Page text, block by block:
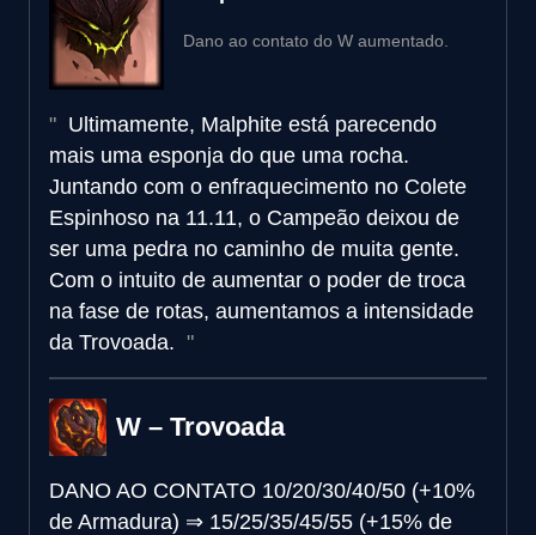
Dano ao contato do W aumentado.
Ultimamente, Malphite está parecendo
mais uma esponja do que uma rocha.
Juntando com o enfraquecimento no Colete
Espinhoso na 11.11, o Campeão deixou de
ser uma pedra no caminho de muita gente.
Com o intuito de aumentar o poder de troca
na fase de rotas, aumentamos a intensidade
da Trovoada.
W – Trovoada
DANO AO CONTATO 10/20/30/40/50 (+10%
de Armadura) ⇒ 15/25/35/45/55 (+15% de